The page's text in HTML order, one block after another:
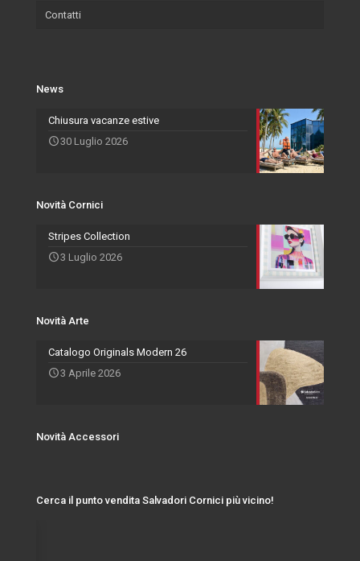
Certificazioni
Quadri
Wallpaper
Eventi e Fiere
Novità Arte
Contatti
News
Chiusura vacanze estive
30 Luglio 2026
Novità Cornici
Stripes Collection
3 Luglio 2026
Novità Arte
Catalogo Originals Modern 26
3 Aprile 2026
Novità Accessori
Cerca il punto vendita Salvadori Cornici più vicino!